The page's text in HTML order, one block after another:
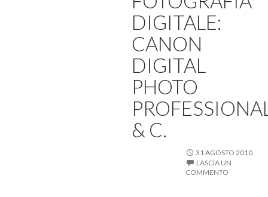
DIGITALE:
CANON
DIGITAL
PHOTO
& C.
31 AGOSTO 2010
LASCIA UN
COMMENTO